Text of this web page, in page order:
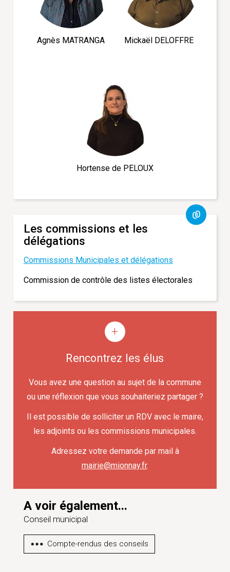
Agnès MATRANGA Mickaël DELOFFRE
Hortense de PELOUX
Les commissions et les
délégations
Commissions Municipales et délégations
Commission de contrôle des listes électorales
Rencontrez les élus
Vous avez une question au sujet de la commune
ou une réflexion que vous souhaiteriez partager ?
Il est possible de solliciter un RDV avec le maire,
les adjoints ou les commissions municipales.
Adressez votre demande par mail à
mairie@mionnay.fr.
A voir également...
Conseil municipal
Compte-rendus des conseils